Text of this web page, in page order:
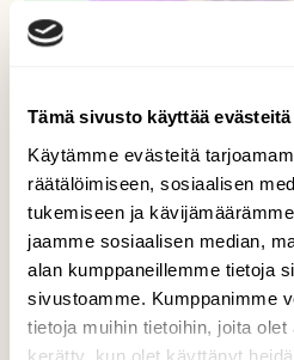
Tämä sivusto käyttää evästeitä
Käytämme evästeitä
räätälöimiseen, sosiaalisen
tukemiseen ja
jaamme sosiaalisen median,
alan kumppaneillemme tietoja
sivustoamme. Kumppanimme
tietoja muihin tietoihin, joita
kerätty, kun olet käyttänyt